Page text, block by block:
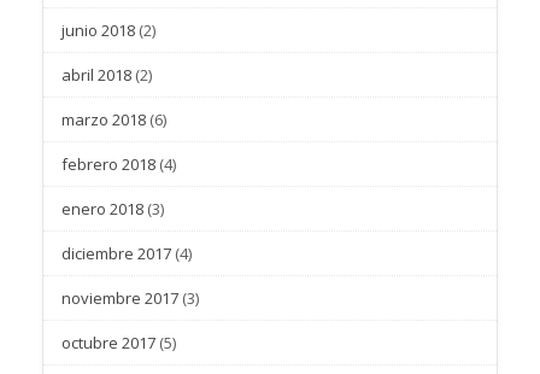
junio 2018 (2)
abril 2018 (2)
marzo 2018 (6)
febrero 2018 (4)
enero 2018 (3)
diciembre 2017 (4)
noviembre 2017 (3)
octubre 2017 (5)